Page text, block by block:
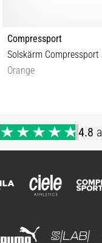
Compressport
Solskärm Compressport
Orange
4.8